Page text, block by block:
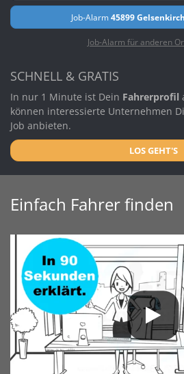
Job-Alarm45899
Job-Alarm für anderen
SCHNELL & GRATIS
In nur 1 Minute ist Dein Fahrerprofil
können interessierte Unternehmen
Job anbieten.
LOS GEHT'S
Einfach Fahrer finden